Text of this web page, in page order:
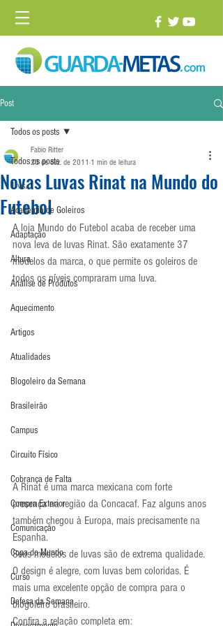
Post
Todos os posts
1 vs. 1
Academia de Goleiros
Adaptação
Altura
Análise de Produtos
Aquecimento
Artigos
Atualidades
Blogoleiro da Semana
Brasileirão
Campus
Circuito Físico
Cobrança de Falta
Compra Exterior
Comunicação
Copa do Mundo
Curso
Defesa da Semana
Todos os posts
Novas Luvas Rinat na Mundo do
Futebol
Fabio Ritter
23 de dez. de 2011 1 min de leitura
A loja Mundo do Futebol acaba de receber uma
nova leva de luvas Rinat. São exatamente 37
modelos da marca, o que permite os goleiros de
todos os níveis compraram uma luva.
A Rinat é uma marca mexicana com forte
presença na região da Concacaf. Faz alguns anos
também chegou à Europa, mais precisamente na
Espanha.
Seus modelos de luvas são de extrema qualidade.
O design é alegre, com luvas bem coloridas. É
mais uma excelente opção de compra para o
blogoleiro brasileiro.
Confira a relação completa em: